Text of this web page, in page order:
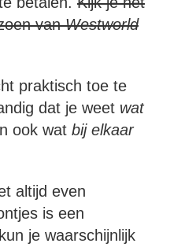
vanWestworld
praktisch toe te
dat je weet wat
ook wat bij elkaar
altijd even
is een
je waarschijnlijk